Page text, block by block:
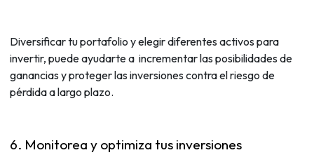
Diversificar tu portafolio y elegir diferentes activos para
invertir, puede ayudarte a incrementar las posibilidades de
ganancias y proteger las inversiones contra el riesgo de
pérdida a largo plazo.
6. Monitorea y optimiza tus inversiones